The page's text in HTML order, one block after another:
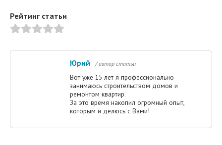
Рейтинг статьи
Юрий / автор статьи
Вот уже 15 лет я профессионально
занимаюсь строительством домов и
ремонтом квартир.
За это время накопил огромный опыт,
которым и делюсь с Вами!